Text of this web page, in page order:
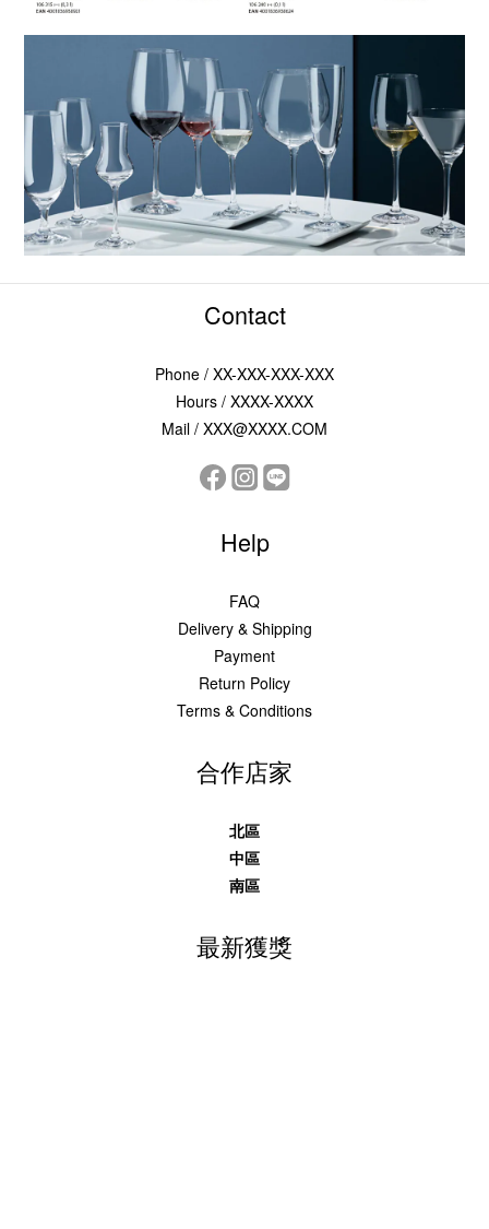
Contact
Phone / XX-XXX-XXX-XXX
Hours / XXXX-XXXX
Mail / XXX@XXXX.COM
Help
FAQ
Delivery & Shipping
Payment
Return Policy
Terms & Conditions
合作店家
北區
中區
南區
最新獲獎